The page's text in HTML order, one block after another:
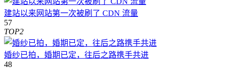
建站以来网站第一次被刷了 CDN 流量
57
TOP2
婚纱已拍，婚期已定，往后之路携手共进
48